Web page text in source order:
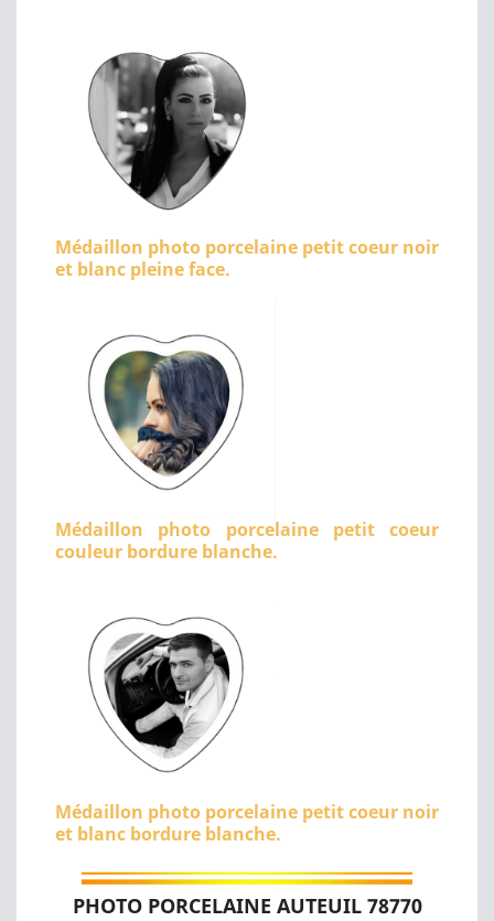
Médaillon photo porcelaine petit coeur noir
et blanc pleine face.
Médaillon photo porcelaine petit coeur
couleur bordure blanche.
Médaillon photo porcelaine petit coeur noir
et blanc bordure blanche.
PHOTO PORCELAINE AUTEUIL 78770